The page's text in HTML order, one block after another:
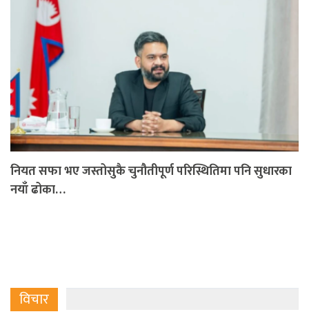
नियत सफा भए जस्तोसुकै चुनौतीपूर्ण परिस्थितिमा पनि सुधारका
नयाँ ढोका…
विचार